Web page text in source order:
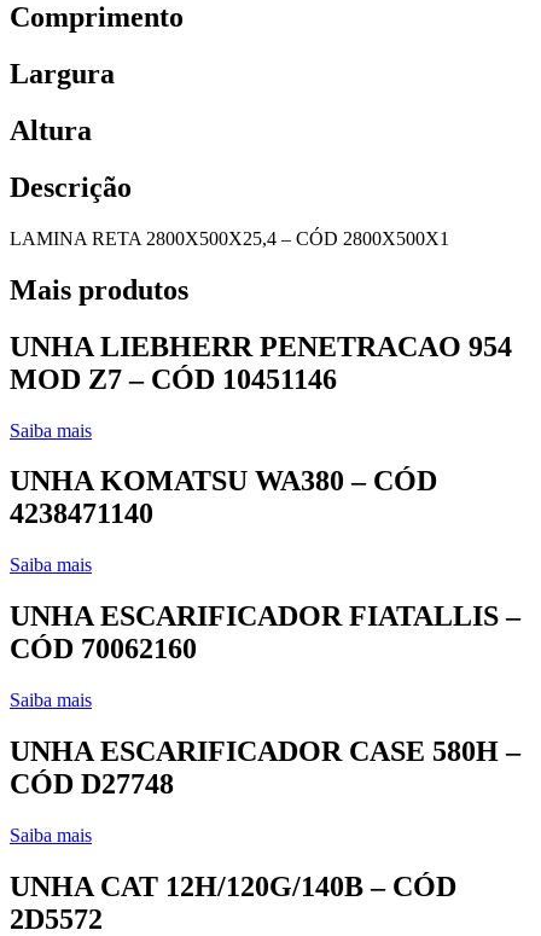
Comprimento
Largura
Altura
Descrição
LAMINA RETA 2800X500X25,4 – CÓD 2800X500X1
Mais produtos
UNHA LIEBHERR PENETRACAO 954
MOD Z7 – CÓD 10451146
Saiba mais
UNHA KOMATSU WA380 – CÓD
4238471140
Saiba mais
UNHA ESCARIFICADOR FIATALLIS –
CÓD 70062160
Saiba mais
UNHA ESCARIFICADOR CASE 580H –
CÓD D27748
Saiba mais
UNHA CAT 12H/120G/140B – CÓD
2D5572